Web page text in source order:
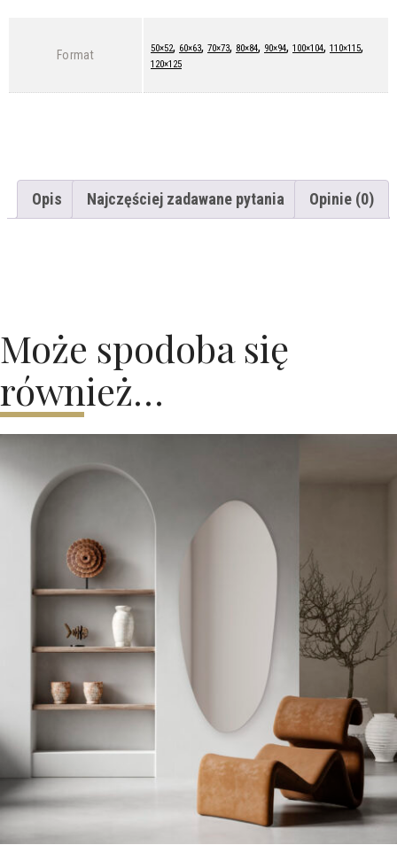
Format 50×52, 60×63, 70×73, 80×84, 90×94, 100×104, 110×115,
120×125
Opis Najczęściej zadawane pytania Opinie (0)
Może spodoba się
również…